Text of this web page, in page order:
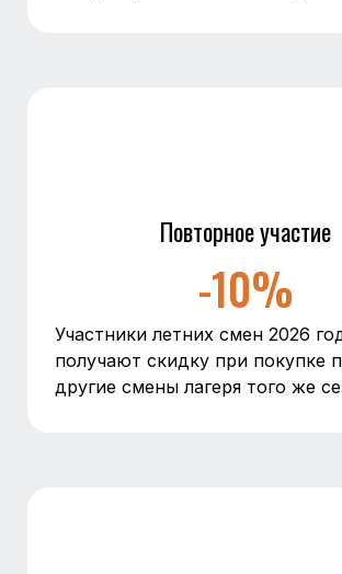
Повторное участие
-10%
Участники летних смен 2026
получают скидку при покупке
другие смены лагеря того же